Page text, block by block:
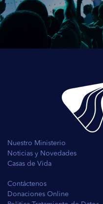
Nuestro Ministerio
Noticias y Novedades
Casas de Vida
Contáctenos
Donaciones Online